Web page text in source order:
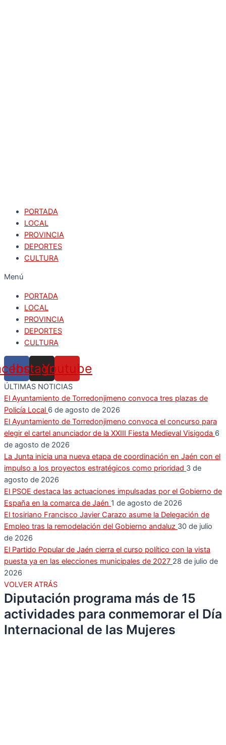
PORTADA
LOCAL
PROVINCIA
DEPORTES
CULTURA
Menú
PORTADA
LOCAL
PROVINCIA
DEPORTES
CULTURA
Instagram
Youtube
ÚLTIMAS NOTICIAS
El Ayuntamiento de Torredonjimeno convoca tres plazas de
Policía Local 6 de agosto de 2026
El Ayuntamiento de Torredonjimeno convoca el concurso para
elegir el cartel anunciador de la XXIII Fiesta Medieval Visigoda 6
de agosto de 2026
La Junta inicia una nueva etapa de coordinación en Jaén con el
impulso a los proyectos estratégicos como prioridad 3 de
agosto de 2026
El PSOE destaca las actuaciones impulsadas por el Gobierno de
España en la comarca de Jaén 1 de agosto de 2026
El tosiriano Francisco Javier Carazo asume la Delegación de
Empleo tras la remodelación del Gobierno andaluz 30 de julio
de 2026
El Partido Popular de Jaén cierra el curso político con la vista
puesta ya en las elecciones municipales de 2027 28 de julio de
2026
VOLVER ATRÁS
Diputación programa más de 15
actividades para conmemorar el Día
Internacional de las Mujeres